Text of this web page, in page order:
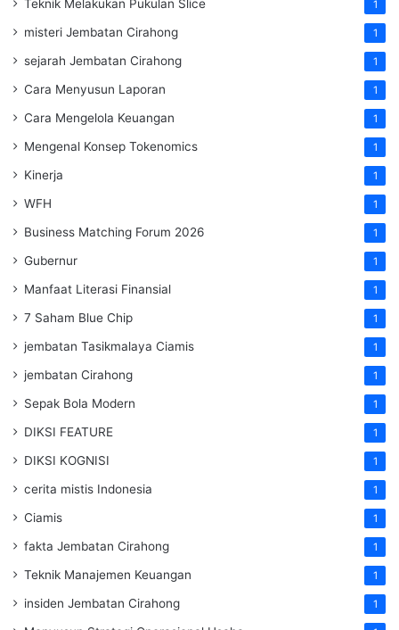
Teknik Melakukan Pukulan Slice 1
misteri Jembatan Cirahong 1
sejarah Jembatan Cirahong 1
Cara Menyusun Laporan 1
Cara Mengelola Keuangan 1
Mengenal Konsep Tokenomics 1
Kinerja 1
WFH 1
Business Matching Forum 2026 1
Gubernur 1
Manfaat Literasi Finansial 1
7 Saham Blue Chip 1
jembatan Tasikmalaya Ciamis 1
jembatan Cirahong 1
Sepak Bola Modern 1
DIKSI FEATURE 1
DIKSI KOGNISI 1
cerita mistis Indonesia 1
Ciamis 1
fakta Jembatan Cirahong 1
Teknik Manajemen Keuangan 1
insiden Jembatan Cirahong 1